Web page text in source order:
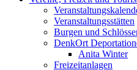
Veranstaltungsstätten
Burgen und
DenkOrt
Anita Winter
Freizeitanlagen